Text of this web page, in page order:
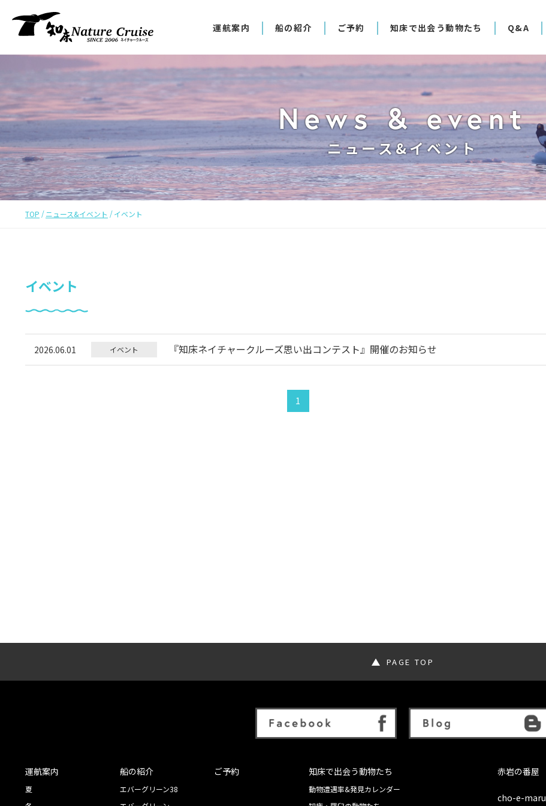
運航案内 船の紹介 ご予約 知床で出会う動物たち Q&A
News & event
ニュース&イベント
TOP ニュース&イベント イベント
イベント
2026.06.01 イベント 『知床ネイチャークルーズ思い出コンテスト』開催のお知らせ
1
PAGE TOP
運航案内
夏
船の紹介
エバーグリーン38
ご予約 知床で出会う動物たち
動物遭遇率&発見カレンダー
赤岩の番屋
cho-e-maru